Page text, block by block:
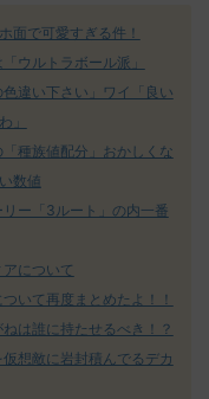
かる 名
たラウドボ
しさん0624
面で可愛すぎる件！
ウルトラボール派」
色違い下さい」ワイ「良い
」
「種族値配分」おかしくな
数値
リー「3ルート」の内一番
アについて
いて再度まとめたよ！！
は誰に持たせるべき！？
想敵に岩封積んでるデカ